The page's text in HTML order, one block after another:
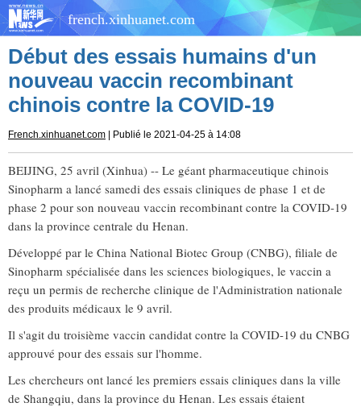
french.xinhuanet.com
Début des essais humains d'un
nouveau vaccin recombinant
chinois contre la COVID-19
French.xinhuanet.com | Publié le 2021-04-25 à 14:08
BEIJING, 25 avril (Xinhua) -- Le géant pharmaceutique chinois
Sinopharm a lancé samedi des essais cliniques de phase 1 et de
phase 2 pour son nouveau vaccin recombinant contre la COVID-19
dans la province centrale du Henan.
Développé par le China National Biotec Group (CNBG), filiale de
Sinopharm spécialisée dans les sciences biologiques, le vaccin a
reçu un permis de recherche clinique de l'Administration nationale
des produits médicaux le 9 avril.
Il s'agit du troisième vaccin candidat contre la COVID-19 du CNBG
approuvé pour des essais sur l'homme.
Les chercheurs ont lancé les premiers essais cliniques dans la ville
de Shangqiu, dans la province du Henan. Les essais étaient